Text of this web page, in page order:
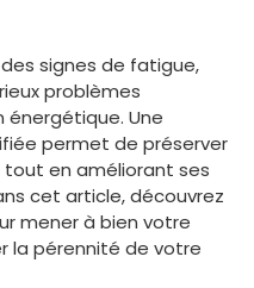
signes de fatigue,
problèmes
Une
permet de préserver
en améliorant ses
cet article, découvrez
mener à bien votre
la pérennité de votre